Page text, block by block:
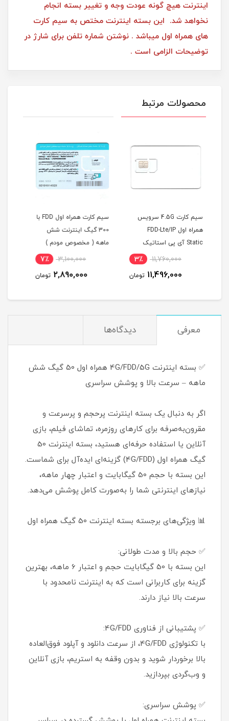
اینترنت هیچ گونه عودت وجه و تغییر بسته انجام
نخواهد شد. این بسته اینترنت مختص به سیم کارت
های همراه اول میباشد . نوشتن شماره تلفن برای شارژ در
توضیحات الزامی است .
محصولات مرتبط
300 گیگ اینترنت شش
ماهه ( مخصوص مودم )
3,100,000 7٪
2,890,000 تومان
سیم کارت FDD/4G سرویس
همراه اول با آی پی
استاتیک یکساله و 500
گیگ اینترنت یکساله
13,750,000 6٪
12,990,000 تومان
معرفی دیدگاه‌ها
✅ بسته اینترنت 4G/FDD/5G همراه اول 50 گیگ شش
ماهه – سرعت بالا و پوشش سراسری
اگر به دنبال یک بسته اینترنت پرحجم و پرسرعت و
مقرون‌به‌صرفه برای کارهای روزمره، تماشای فیلم، بازی
آنلاین یا استفاده حرفه‌ای هستید، بسته اینترنت 50
گیگ همراه اول (4G/FDD) گزینه‌ای ایده‌آل برای شماست.
این بسته با حجم 50 گیگابایت و اعتبار چهار ماهه،
نیازهای اینترنتی شما را به‌صورت کامل پوشش می‌دهد.
📊 ویژگی‌های برجسته بسته اینترنت 50 گیگ همراه اول
✅ حجم بالا و مدت طولانی:
این بسته با 50 گیگابایت حجم و اعتبار 6 ماهه، بهترین
گزینه برای کاربرانی است که به اینترنت نامحدود با
سرعت بالا نیاز دارند.
✅ پشتیبانی از فناوری 4G/FDD:
با تکنولوژی 4G/FDD، از سرعت دانلود و آپلود فوق‌العاده
بالا برخوردار شوید و بدون وقفه به استریم، بازی آنلاین
و وب‌گردی بپردازید.
✅ پوشش سراسری: